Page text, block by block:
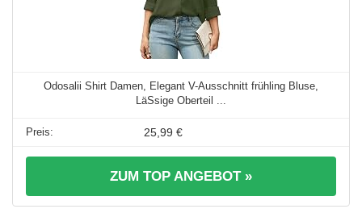
Odosalii Shirt Damen, Elegant V-Ausschnitt frühling Bluse,
LäSsige Oberteil ...
25,99 €
ZUM TOP ANGEBOT »